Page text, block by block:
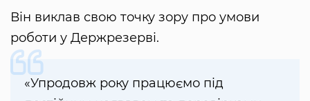
Він виклав свою точку зору про умови
роботи у Держрезерві.
«Упродовж року працюємо під